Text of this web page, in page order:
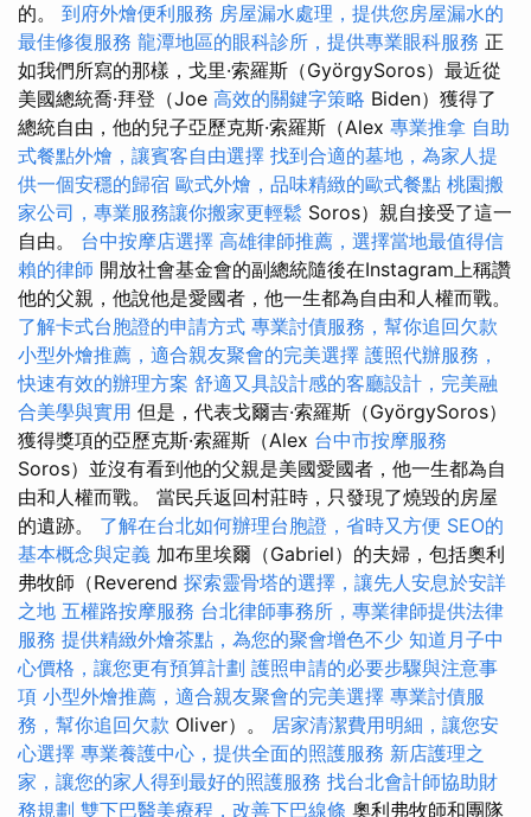
的。 到府外燴便利服務 房屋漏水處理，提供您房屋漏水的
最佳修復服務 龍潭地區的眼科診所，提供專業眼科服務 正
如我們所寫的那樣，戈里·索羅斯（GyörgySoros）最近從
美國總統喬·拜登（Joe 高效的關鍵字策略 Biden）獲得了
總統自由，他的兒子亞歷克斯·索羅斯（Alex 專業推拿 自助
式餐點外燴，讓賓客自由選擇 找到合適的墓地，為家人提
供一個安穩的歸宿 歐式外燴，品味精緻的歐式餐點 桃園搬
家公司，專業服務讓你搬家更輕鬆 Soros）親自接受了這一
自由。 台中按摩店選擇 高雄律師推薦，選擇當地最值得信
賴的律師 開放社會基金會的副總統隨後在Instagram上稱讚
他的父親，他說他是愛國者，他一生都為自由和人權而戰。
了解卡式台胞證的申請方式 專業討債服務，幫你追回欠款
小型外燴推薦，適合親友聚會的完美選擇 護照代辦服務，
快速有效的辦理方案 舒適又具設計感的客廳設計，完美融
合美學與實用 但是，代表戈爾吉·索羅斯（GyörgySoros）
獲得獎項的亞歷克斯·索羅斯（Alex 台中市按摩服務
Soros）並沒有看到他的父親是美國愛國者，他一生都為自
由和人權而戰。 當民兵返回村莊時，只發現了燒毀的房屋
的遺跡。 了解在台北如何辦理台胞證，省時又方便 SEO的
基本概念與定義 加布里埃爾（Gabriel）的夫婦，包括奧利
弗牧師（Reverend 探索靈骨塔的選擇，讓先人安息於安詳
之地 五權路按摩服務 台北律師事務所，專業律師提供法律
服務 提供精緻外燴茶點，為您的聚會增色不少 知道月子中
心價格，讓您更有預算計劃 護照申請的必要步驟與注意事
項 小型外燴推薦，適合親友聚會的完美選擇 專業討債服
務，幫你追回欠款 Oliver）。 居家清潔費用明細，讓您安
心選擇 專業養護中心，提供全面的照護服務 新店護理之
家，讓您的家人得到最好的照護服務 找台北會計師協助財
務規劃 雙下巴醫美療程，改善下巴線條 奧利弗牧師和團隊